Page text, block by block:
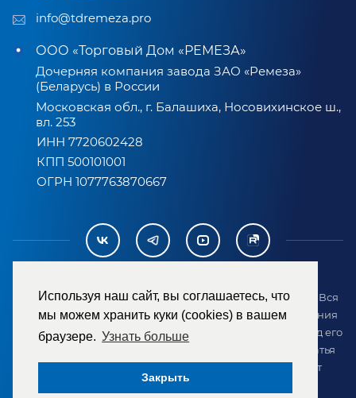
Используя наш сайт, вы соглашаетесь, что
мы можем хранить куки (cookies) в вашем
браузере. Узнать больше
Закрыть
info@tdremeza.pro
ООО «Торговый Дом «РЕМЕЗА»
Дочерняя компания завода ЗАО «Ремеза»
(Беларусь) в России
Московская обл., г. Балашиха, Носовихинское ш.,
вл. 253
ИНН 7720602428
КПП 500101001
ОГРН 1077763870667
2007-2026 © ООО «ТД «РЕМЕЗА». Все права защищены. Вся
информация на сайте размещена в целях предоставления
возможности покупателю ознакомиться с товаром перед его
приобретением и не является публичной офертой (статья
437 ГК РФ). Внешний вид товара может отличаться от
представленного на сайте.